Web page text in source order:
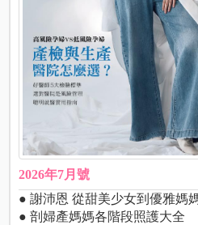
2026年7月號
● 謝沛恩 從甜美少女到優雅媽
● 剖婦產媽媽各階段照護大全